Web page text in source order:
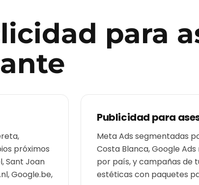
para
próximos
Sant Joan
Google.be,
Publicidad para
Meta Ads segmentadas
Costa Blanca, Google
por país, y campañas de
estéticas con paquetes